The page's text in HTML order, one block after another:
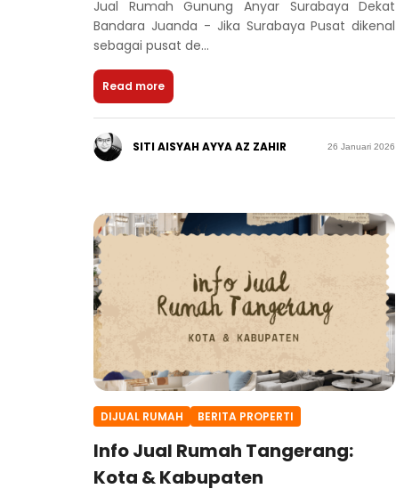
Jual Rumah Gunung Anyar Surabaya Dekat
Bandara Juanda - Jika Surabaya Pusat dikenal
sebagai pusat de...
Read more
SITI AISYAH AYYA AZ ZAHIR 26 Januari 2026
DIJUAL RUMAH BERITA PROPERTI
Info Jual Rumah Tangerang:
Kota & Kabupaten